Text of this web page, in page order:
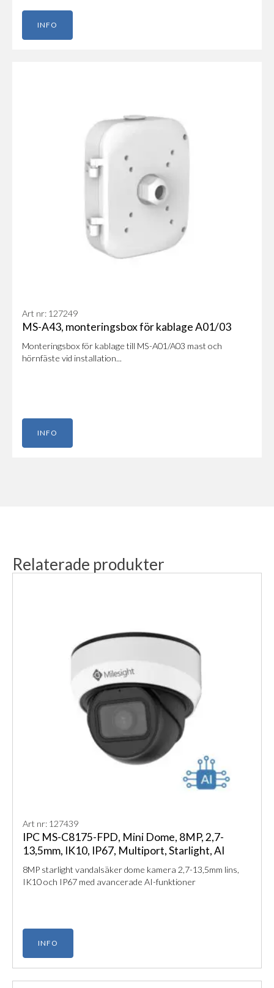
INFO
Art nr: 127249
MS-A43, monteringsbox för kablage A01/03
Monteringsbox för kablage till MS-A01/A03 mast och
hörnfäste vid installation...
INFO
Relaterade produkter
Art nr: 127439
IPC MS-C8175-FPD, Mini Dome, 8MP, 2,7-
13,5mm, IK10, IP67, Multiport, Starlight, AI
8MP starlight vandalsäker dome kamera 2,7-13,5mm lins,
IK10 och IP67 med avancerade AI-funktioner
INFO